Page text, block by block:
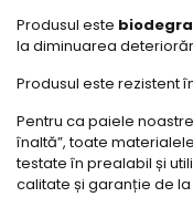
Produsul este
la diminuarea
Produsul este rezistent
Pentru ca paiele
înaltă”, toate
testate în prealabil și
calitate și garanție de